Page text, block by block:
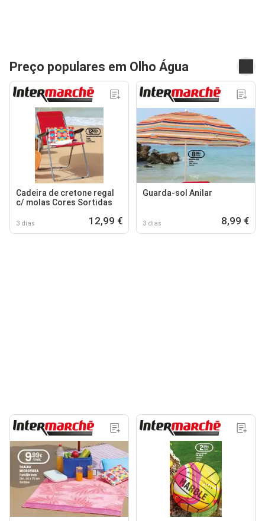
Preço populares em Olho Água
Cadeira de cretone regal
c/ molas Cores Sortidas
3 dias 12,99 €
Guarda-sol Anilar
3 dias 8,99 €